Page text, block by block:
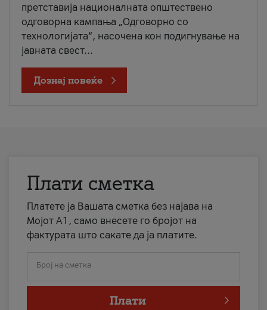
претставија националната општествено
одговорна кампања „Одговорно со
технологијата“, насочена кон подигнување на
јавната свест...
Дознај повеќе
Плати сметка
Платете ја Вашата сметка без најава на
Мојот А1, само внесете го бројот на
фактурата што сакате да ја платите.
Број на сметка
Плати